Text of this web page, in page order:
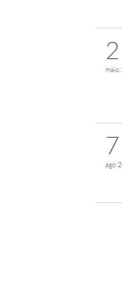
2
maio
7
ago